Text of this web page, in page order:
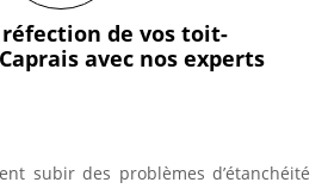
de vos toit-
avec nos experts
subir des problèmes d’étanchéité